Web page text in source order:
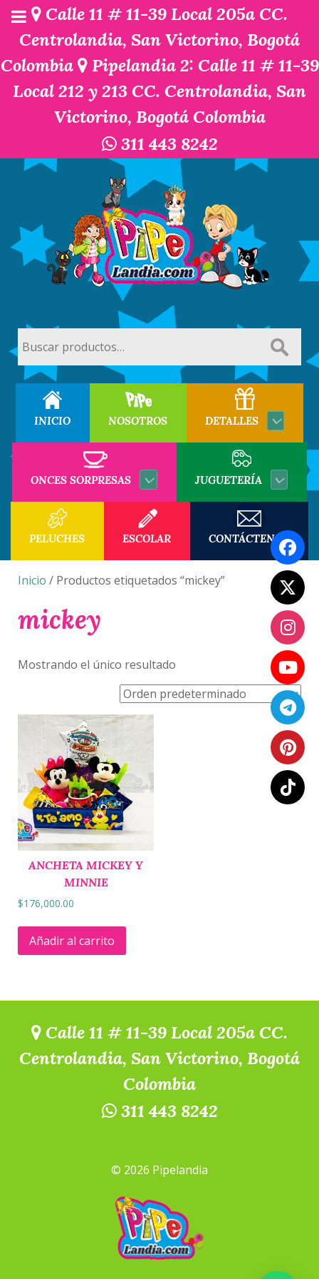
Calle 11 # 11-39 Local 205a CC.
Centrolandia, San Victorino, Bogotá
Colombia
Pipelandia 2: Calle 11 # 11-39
Local 212 y 213 CC. Centrolandia, San
Victorino, Bogotá Colombia
311 443 8242
por:
INICIO NOSOTROS DETALLES
ONCES SORPRESAS JUGUETERÍA
PELUCHES ESCOLAR CONTÁCTENOS
Inicio / Productos etiquetados “mickey”
mickey
Mostrando el único resultado
ANCHETA MICKEY Y
MINNIE
$176,000.00
Añadir al carrito
Calle 11 # 11-39 Local 205a CC.
Centrolandia, San Victorino, Bogotá
Colombia
311 443 8242
© 2026 Pipelandia